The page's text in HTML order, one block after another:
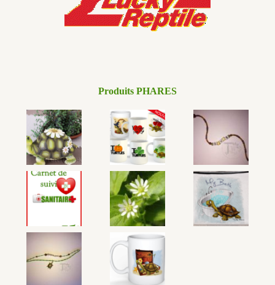
Produits PHARES